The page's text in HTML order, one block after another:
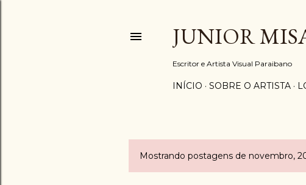
JUNIOR
Escritor e Artista Visual Paraibano
INÍCIO SOBRE O ARTISTA
PMostrando postagens de novembro,